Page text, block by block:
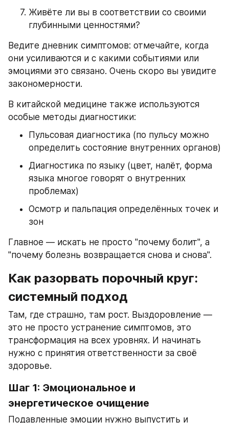
Живёте ли вы в соответствии со своими
глубинными ценностями?
Ведите дневник симптомов: отмечайте, когда
они усиливаются и с какими событиями или
эмоциями это связано. Очень скоро вы увидите
закономерности.
В китайской медицине также используются
особые методы диагностики:
Пульсовая диагностика (по пульсу можно
определить состояние внутренних органов)
Диагностика по языку (цвет, налёт, форма
языка многое говорят о внутренних
проблемах)
Осмотр и пальпация определённых точек и
зон
Главное — искать не просто "почему болит", а
"почему болезнь возвращается снова и снова".
Как разорвать порочный круг:
системный подход
Там, где страшно, там рост. Выздоровление —
это не просто устранение симптомов, это
трансформация на всех уровнях. И начинать
нужно с принятия ответственности за своё
здоровье.
Шаг 1: Эмоциональное и
энергетическое очищение
Подавленные эмоции нужно выпустить и